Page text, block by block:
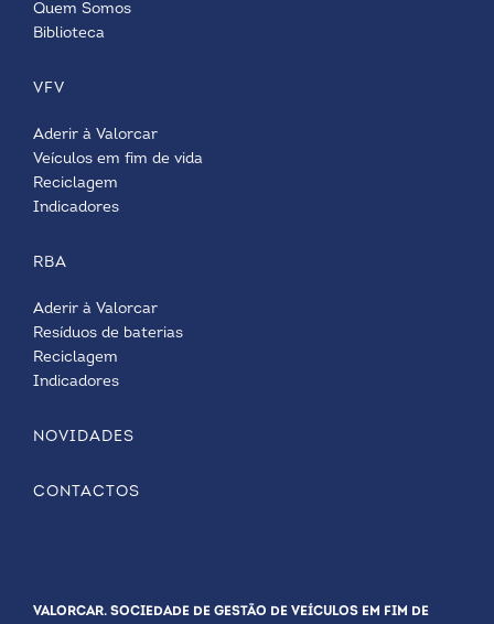
Quem Somos
Biblioteca
VFV
Aderir à Valorcar
Veículos em fim de vida
Reciclagem
Indicadores
RBA
Aderir à Valorcar
Resíduos de baterias
Reciclagem
Indicadores
NOVIDADES
CONTACTOS
VALORCAR. SOCIEDADE DE GESTÃO DE VEÍCULOS EM FIM DE